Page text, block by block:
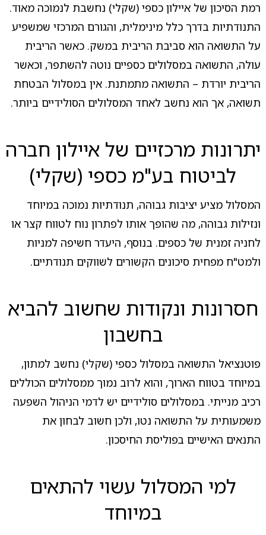
רמת הסיכון של איילון כספי (שקלי) נחשבת לנמוכה מאוד.
התנודתיות בדרך כלל מינימלית, והגורם המרכזי שמשפיע
על התשואה הוא סביבת הריבית במשק. כאשר הריבית
עולה, התשואה במסלולים כספיים נוטה להשתפר, וכאשר
הריבית יורדת – התשואה מתמתנת. אין במסלול הבטחת
תשואה, אך הוא נחשב לאחד המסלולים הסולידיים ביותר.
יתרונות מרכזיים של איילון חברה
לביטוח בע"מ כספי (שקלי)
המסלול מציע יציבות גבוהה, תנודתיות נמוכה במיוחד
ונזילות גבוהה, מה שהופך אותו לפתרון נוח לטווח קצר או
לחניה זמנית של כספים. בנוסף, היעדר חשיפה למניות
ולמט"ח מפחית סיכונים הקשורים לשווקים תנודתיים.
חסרונות ונקודות שחשוב להביא
בחשבון
פוטנציאל התשואה במסלול כספי (שקלי) נחשב למתון,
במיוחד בטווח הארוך, והוא לרוב נמוך ממסלולים הכוללים
רכיב מנייתי. במסלולים סולידיים יש לדמי הניהול השפעה
משמעותית על התשואה נטו, ולכן חשוב לבחון את
התנאים האישיים בפוליסת החיסכון.
למי המסלול עשוי להתאים
במיוחד